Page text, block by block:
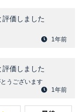
評価しました
1年前
評価しました
うございます
1年前